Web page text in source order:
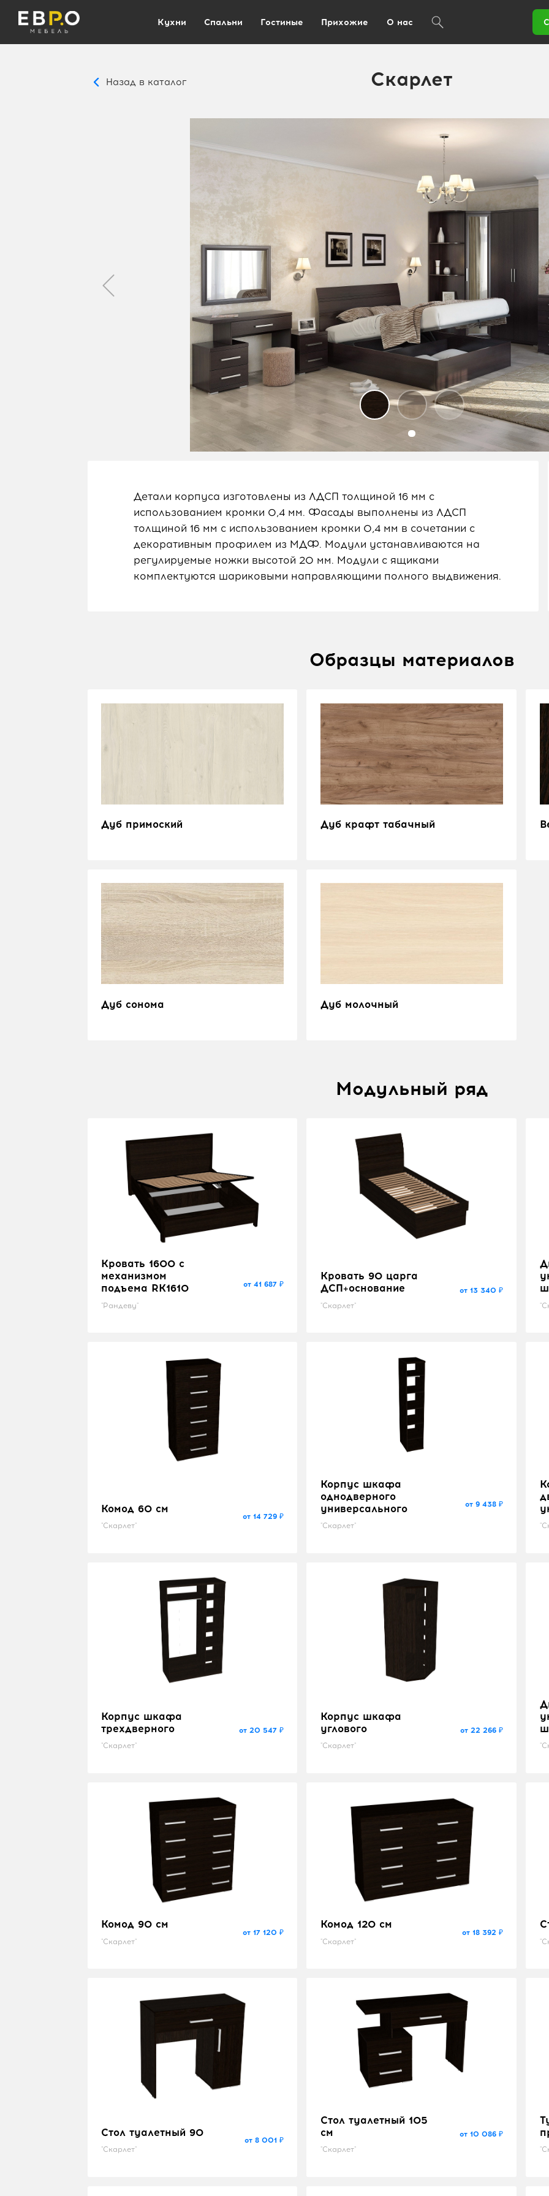
Кухни Спальни Гостиные Прихожие О нас
Назад в каталог Скарлет
Детали корпуса изготовлены из ЛДСП толщиной 16 мм с
использованием кромки 0,4 мм. Фасады выполнены из ЛДСП
толщиной 16 мм с использованием кромки 0,4 мм в сочетании с
декоративным профилем из МДФ. Модули устанавливаются на
регулируемые ножки высотой 20 мм. Модули с ящиками
комплектуются шариковыми направляющими полного выдвижения.
Образцы материалов
Дуб примоский Дуб крафт табачный
Дуб сонома Дуб молочный
Модульный ряд
Кровать 1600 с
механизмом
подъема RK1610
"Рандеву"
от 41 687 ₽
Кровать 90 царга
ДСП+основание
"Скарлет"
от 13 340 ₽
Комод 60 см
"Скарлет"
от 14 729 ₽
Корпус шкафа
однодверного
универсального
"Скарлет"
от 9 438 ₽
Корпус шкафа
трехдверного
"Скарлет"
от 20 547 ₽
Корпус шкафа
углового
"Скарлет"
от 22 266 ₽
Комод 90 см
"Скарлет"
от 17 120 ₽
Комод 120 см
"Скарлет"
от 18 392 ₽
Стол туалетный 90
"Скарлет"
от 8 001 ₽
Стол туалетный 105
см
"Скарлет"
от 10 086 ₽